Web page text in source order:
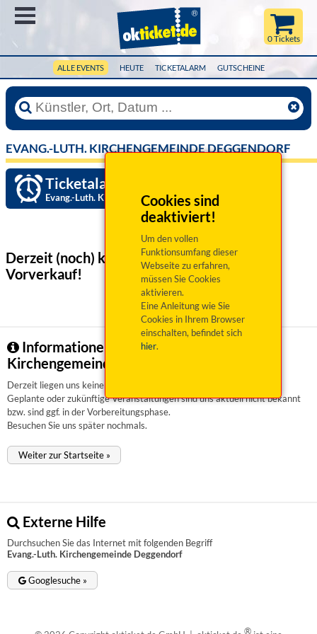
ALLE EVENTS HEUTE TICKETALARM GUTSCHEINE
0 Tickets
Cookies sind
deaktiviert!
Um den vollen
Funktionsumfang dieser
Webseite zu erfahren,
müssen Sie Cookies
aktivieren.
Eine Anleitung wie Sie
Cookies in Ihrem Browser
einschalten, befindet sich
hier.
EVANG.-LUTH. KIRCHENGEMEINDE DEGGENDORF
Ticketalarm einrichten »
Evang.-Luth. Kirchengemeinde Deggendorf
Derzeit (noch) keine Veranstaltungen
Vorverkauf!
Informationen zu Evang.-Luth.
Kirchengemeinde Deggendorf
Derzeit liegen uns keinerlei Informationen vor.
Geplante oder zukünftige Veranstaltungen sind uns aktuell nicht bekannt
bzw. sind ggf. in der Vorbereitungsphase.
Besuchen Sie uns später nochmals.
Weiter zur Startseite »
Externe Hilfe
Durchsuchen Sie das Internet mit folgenden Begriff
Evang.-Luth. Kirchengemeinde Deggendorf
Googlesuche »
®